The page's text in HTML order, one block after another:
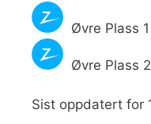
Øvre Plass 1
Øvre Plass 2
Sist oppdatert for